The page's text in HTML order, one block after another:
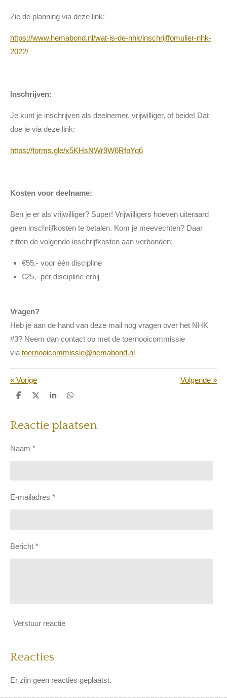
Zie de planning via deze link:
https://www.hemabond.nl/wat-is-de-nhk/inschrijffomulier-nhk-
2022/
Inschrijven:
Je kunt je inschrijven als deelnemer, vrijwilliger, of beide! Dat
doe je via deze link:
https://forms.gle/x5KHsNWr9W6RfpYq6
Kosten voor deelname:
Ben je er als vrijwilliger? Super! Vrijwilligers hoeven uiteraard
geen inschrijfkosten te betalen. Kom je meevechten? Daar
zitten de volgende inschrijfkosten aan verbonden:
€55,- voor één discipline
€25,- per discipline erbij
Vragen?
Heb je aan de hand van deze mail nog vragen over het NHK
#3? Neem dan contact op met de toernooicommissie
via toernooicommissie@hemabond.nl
« Vorige Volgende »
D
n
D
S
e
D
n
Reactie plaatsen
Naam *
E-mailadres *
Bericht *
Verstuur reactie
Reacties
Er zijn geen reacties geplaatst.